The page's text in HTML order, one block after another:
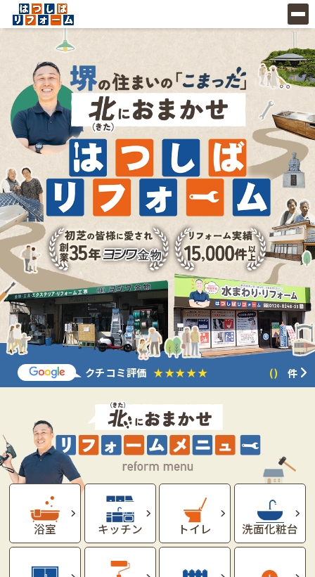
クチコミ評価 ★★★★★ 件
浴室 キッチン トイレ 洗面化粧台